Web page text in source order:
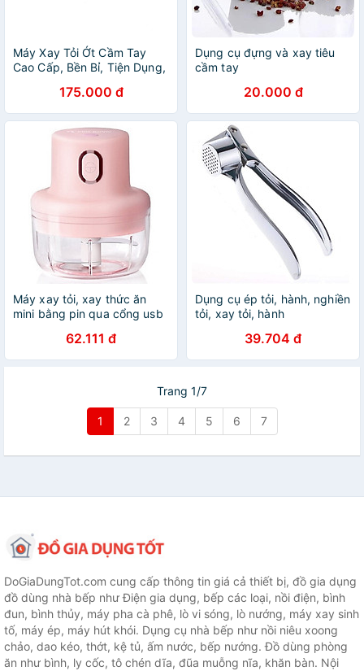
Máy Xay Tỏi Ớt Cầm Tay
Cao Cấp, Bền Bỉ, Tiện Dụng,
Nhiều Màu Sắc, Có Lựa
Chọn Dung Tích - Hàng
Chính Hãng
175.000 đ
Dụng cụ đựng và xay tiêu
cầm tay
20.000 đ
Máy xay tỏi, xay thức ăn
mini bằng pin qua cổng usb
62.111 đ
Dụng cụ ép tỏi, hành, nghiền
tỏi, xay tỏi, hành
39.704 đ
Trang 1/7
1 2 3 4 5 6 7
DoGiaDungTot.com cung cấp thông tin giá cả thiết bị, đồ gia dụng
đồ dùng nhà bếp như Điện gia dụng, bếp các loại, nồi điện, bình
đun, bình thủy, máy pha cà phê, lò vi sóng, lò nướng, máy xay sinh
tố, máy ép, máy hút khói. Dụng cụ nhà bếp như nồi niêu xoong
chảo, dao kéo, thớt, kệ tủ, ấm nước, bếp nướng. Đồ dùng phòng
ăn như bình, ly cốc, tô chén dĩa, đũa muỗng nĩa, khăn bàn. Nội